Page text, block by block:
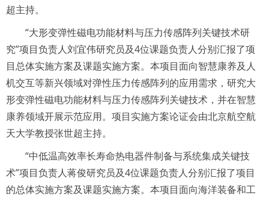
超主持。
“大形变弹性磁电功能材料与压力传感阵列关键技术研
究”项目负责人刘宜伟研究员及4位课题负责人分别汇报了项
目总体实施方案及课题实施方案。本项目面向智慧康养及人
机交互等新兴领域对弹性压力传感阵列的应用需求，研究大
形变弹性磁电功能材料与压力传感阵列关键技术，并在智慧
康养领域开展示范应用。项目实施方案论证会由北京航空航
天大学教授张世超主持。
“中低温高效率长寿命热电器件制备与系统集成关键技
术”项目负责人蒋俊研究员及4位课题负责人分别汇报了项目
的总体实施方案及课题实施方案。本项目面向海洋装备和工